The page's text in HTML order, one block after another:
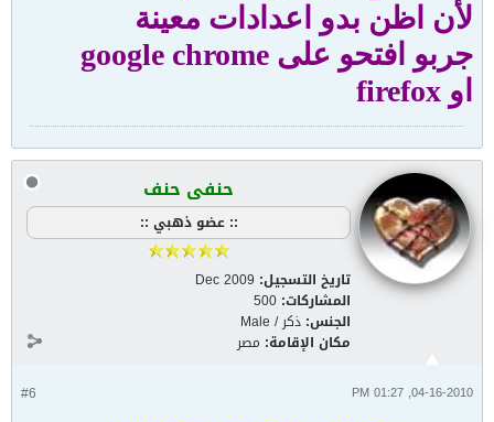
لأن اظن بدو اعدادات معينة
جربو افتحو على google chrome
او firefox
حنفى حنف
:: عضو ذهبي ::
تاريخ التسجيل: Dec 2009
المشاركات: 500
الجنس: ذكر / Male
مكان الإقامة: مصر
#6 04-16-2010, 01:27 PM